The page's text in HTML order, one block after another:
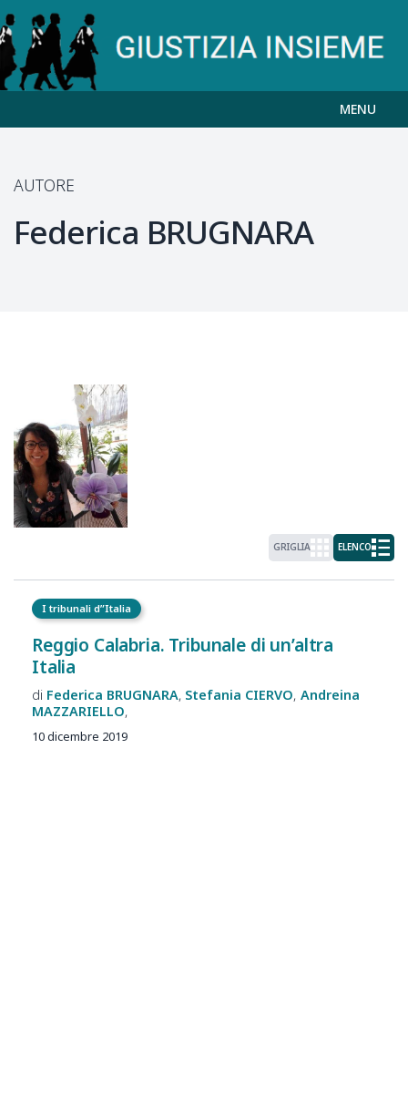
MENU
AUTORE
Federica BRUGNARA
GRIGLIA ELENCO
I tribunali d”Italia
Reggio Calabria. Tribunale di un’altra
Italia
Federica BRUGNARA Stefania CIERVO Andreina
MAZZARIELLO
10 dicembre 2019